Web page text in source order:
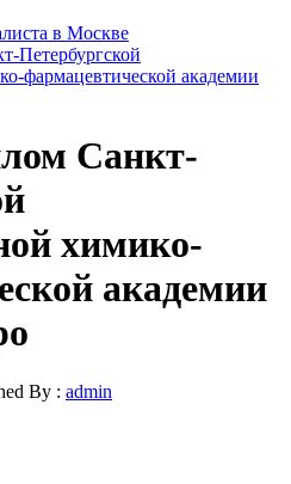
в Москве
Петербургской
фармацевтической академии
Санкт-
химико-
академии
By : admin